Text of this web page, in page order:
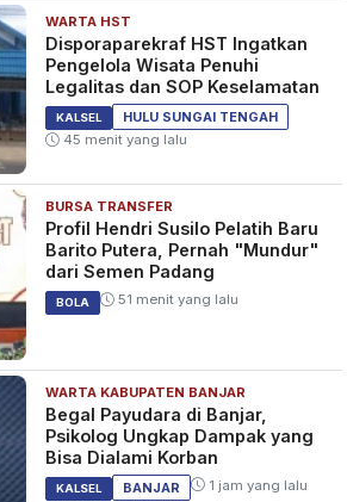
WARTA HST
Disporaparekraf HST Ingatkan
Pengelola Wisata Penuhi
Legalitas dan SOP Keselamatan
KALSEL
HULU SUNGAI TENGAH
45 menit yang lalu
BURSA TRANSFER
Profil Hendri Susilo Pelatih Baru
Barito Putera, Pernah "Mundur"
dari Semen Padang
BOLA 51 menit yang lalu
WARTA KABUPATEN BANJAR
Begal Payudara di Banjar,
Psikolog Ungkap Dampak yang
Bisa Dialami Korban
KALSEL BANJAR 1 jam yang lalu